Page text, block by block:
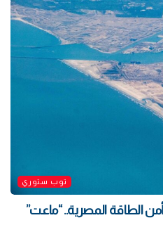
توب ستوري
الطاقة المصرية.. “ماعت”